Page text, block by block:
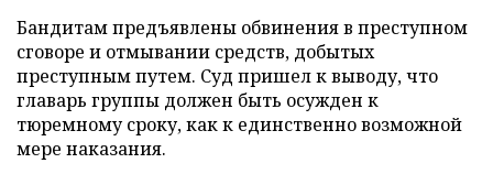
Бандитам предъявлены обвинения в преступном
сговоре и отмывании средств, добытых
преступным путем. Суд пришел к выводу, что
главарь группы должен быть осужден к
тюремному сроку, как к единственно возможной
мере наказания.